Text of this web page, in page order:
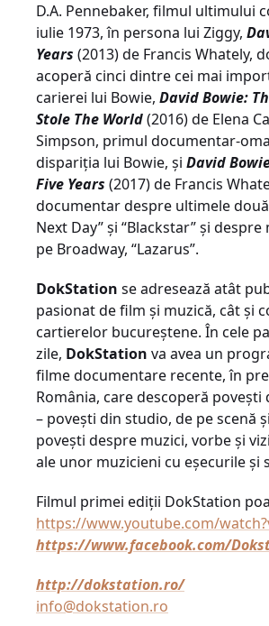
D.A. Pennebaker, filmul ultimului
iulie 1973, în persona lui Ziggy,
Years (2013) de Francis Whately,
acoperă cinci dintre cei mai
carierei lui Bowie, David Bowie:
Stole The World(2016) de Elena
Simpson, primul documentar-
dispariția lui Bowie, și David
Five Years (2017) de Francis
documentar despre ultimele
Next Day” și “Blackstar” și
pe Broadway, “Lazarus”.
DokStation se adresează atât
pasionat de film și muzică, cât și
cartierelor bucureștene. În cele
zile, DokStation va avea un
filme documentare recente, în
România, care descoperă povești
– povești din studio, de pe scenă
povești despre muzici, vorbe și
ale unor muzicieni cu eșecurile și
Filmul primei ediții DokStation
https://www.youtube.com/
https://www.facebook.com/
http://dokstation.ro/
info@dokstation.ro